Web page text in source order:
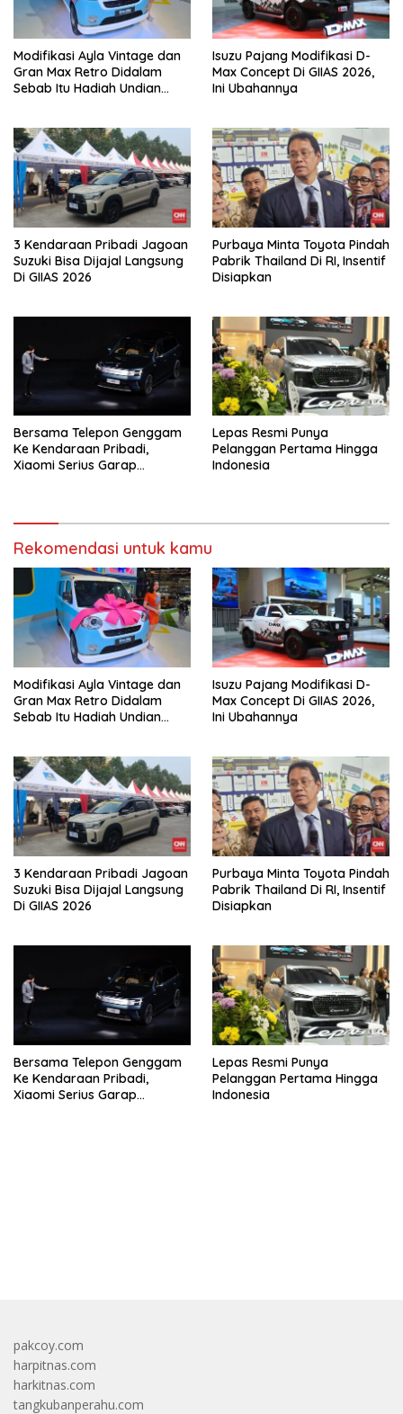
Modifikasi Ayla Vintage dan
Gran Max Retro Didalam
Sebab Itu Hadiah Undian
Isuzu Pajang Modifikasi D-
Max Concept Di GIIAS 2026,
Ini Ubahannya
3 Kendaraan Pribadi Jagoan
Suzuki Bisa Dijajal Langsung
Di GIIAS 2026
Purbaya Minta Toyota Pindah
Pabrik Thailand Di RI, Insentif
Disiapkan
Bersama Telepon Genggam
Ke Kendaraan Pribadi,
Xiaomi Serius Garap
Lepas Resmi Punya
Pelanggan Pertama Hingga
Indonesia
Rekomendasi untuk kamu
Modifikasi Ayla Vintage dan
Gran Max Retro Didalam
Sebab Itu Hadiah Undian
Isuzu Pajang Modifikasi D-
Max Concept Di GIIAS 2026,
Ini Ubahannya
3 Kendaraan Pribadi Jagoan
Suzuki Bisa Dijajal Langsung
Di GIIAS 2026
Purbaya Minta Toyota Pindah
Pabrik Thailand Di RI, Insentif
Disiapkan
Bersama Telepon Genggam
Ke Kendaraan Pribadi,
Xiaomi Serius Garap
Lepas Resmi Punya
Pelanggan Pertama Hingga
Indonesia
pakcoy.com
harpitnas.com
harkitnas.com
tangkubanperahu.com